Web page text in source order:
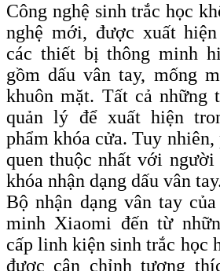
Công nghệ sinh trắc học
nghệ mới, được xuất
các thiết bị thông minh
gồm dấu vân tay, mống
khuôn mặt. Tất cả những
quản lý để xuất hiện
phẩm khóa cửa. Tuy nhiên,
quen thuộc nhất với
khóa nhận dạng dấu vân
Bộ nhận dạng vân tay
minh Xiaomi đến từ
cấp linh kiện sinh trắc học
được cân chỉnh tương